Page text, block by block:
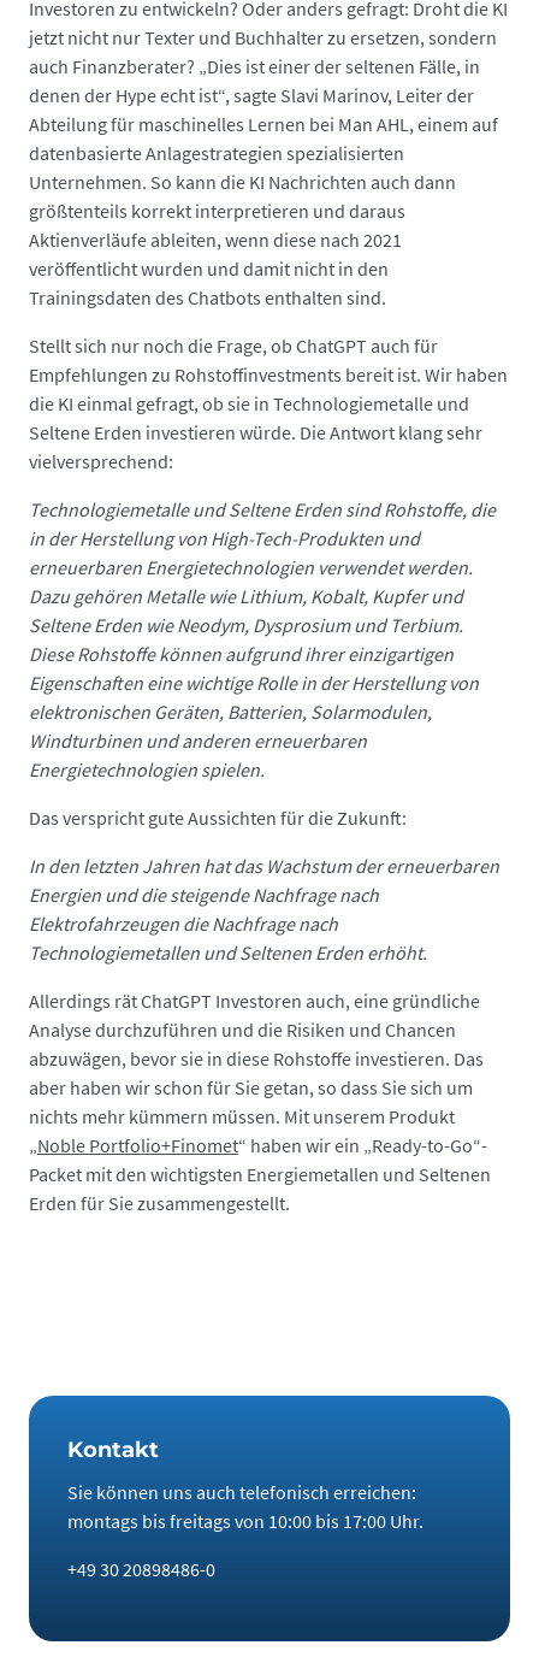
Investoren zu entwickeln? Oder anders gefragt: Droht die KI
jetzt nicht nur Texter und Buchhalter zu ersetzen, sondern
auch Finanzberater? „Dies ist einer der seltenen Fälle, in
denen der Hype echt ist“, sagte Slavi Marinov, Leiter der
Abteilung für maschinelles Lernen bei Man AHL, einem auf
datenbasierte Anlagestrategien spezialisierten
Unternehmen. So kann die KI Nachrichten auch dann
größtenteils korrekt interpretieren und daraus
Aktienverläufe ableiten, wenn diese nach 2021
veröffentlicht wurden und damit nicht in den
Trainingsdaten des Chatbots enthalten sind.
Stellt sich nur noch die Frage, ob ChatGPT auch für
Empfehlungen zu Rohstoffinvestments bereit ist. Wir haben
die KI einmal gefragt, ob sie in Technologiemetalle und
Seltene Erden investieren würde. Die Antwort klang sehr
vielversprechend:
Technologiemetalle und Seltene Erden sind Rohstoffe, die
in der Herstellung von High-Tech-Produkten und
erneuerbaren Energietechnologien verwendet werden.
Dazu gehören Metalle wie Lithium, Kobalt, Kupfer und
Seltene Erden wie Neodym, Dysprosium und Terbium.
Diese Rohstoffe können aufgrund ihrer einzigartigen
Eigenschaften eine wichtige Rolle in der Herstellung von
elektronischen Geräten, Batterien, Solarmodulen,
Windturbinen und anderen erneuerbaren
Energietechnologien spielen.
Das verspricht gute Aussichten für die Zukunft:
In den letzten Jahren hat das Wachstum der erneuerbaren
Energien und die steigende Nachfrage nach
Elektrofahrzeugen die Nachfrage nach
Technologiemetallen und Seltenen Erden erhöht.
Allerdings rät ChatGPT Investoren auch, eine gründliche
Analyse durchzuführen und die Risiken und Chancen
abzuwägen, bevor sie in diese Rohstoffe investieren. Das
aber haben wir schon für Sie getan, so dass Sie sich um
nichts mehr kümmern müssen. Mit unserem Produkt
„Noble Portfolio+Finomet“ haben wir ein „Ready-to-Go“-
Packet mit den wichtigsten Energiemetallen und Seltenen
Erden für Sie zusammengestellt.
Kontakt
Sie können uns auch telefonisch erreichen:
montags bis freitags von 10:00 bis 17:00 Uhr.
+49 30 20898486-0